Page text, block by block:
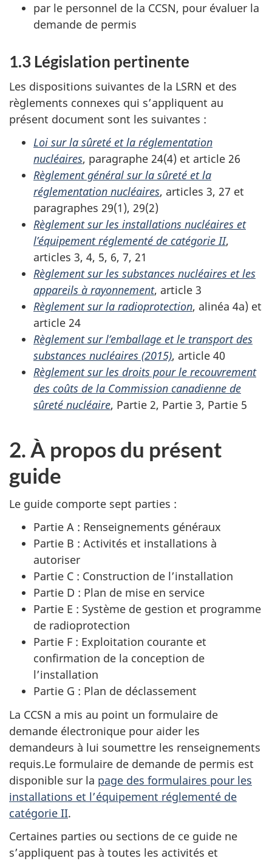
par le personnel de la CCSN, pour évaluer la
demande de permis
1.3 Législation pertinente
Les dispositions suivantes de la LSRN et des
règlements connexes qui s’appliquent au
présent document sont les suivantes :
Loi sur la sûreté et la réglementation
nucléaires, paragraphe 24(4) et article 26
Règlement général sur la sûreté et la
réglementation nucléaires, articles 3, 27 et
paragraphes 29(1), 29(2)
Règlement sur les installations nucléaires et
l’équipement réglementé de catégorie II,
articles 3, 4, 5, 6, 7, 21
Règlement sur les substances nucléaires et les
appareils à rayonnement, article 3
Règlement sur la radioprotection, alinéa 4a) et
article 24
Règlement sur l’emballage et le transport des
substances nucléaires (2015), article 40
Règlement sur les droits pour le recouvrement
des coûts de la Commission canadienne de
sûreté nucléaire, Partie 2, Partie 3, Partie 5
2. À propos du présent
guide
Le guide comporte sept parties :
Partie A : Renseignements généraux
Partie B : Activités et installations à
autoriser
Partie C : Construction de l’installation
Partie D : Plan de mise en service
Partie E : Système de gestion et programme
de radioprotection
Partie F : Exploitation courante et
confirmation de la conception de
l’installation
Partie G : Plan de déclassement
La CCSN a mis au point un formulaire de
demande électronique pour aider les
demandeurs à lui soumettre les renseignements
requis.Le formulaire de demande de permis est
disponible sur la page des formulaires pour les
installations et l’équipement réglementé de
catégorie II.
Certaines parties ou sections de ce guide ne
s’appliquent pas à toutes les activités et